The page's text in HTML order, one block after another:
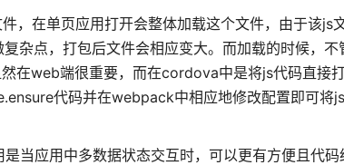
在单页应用打开会整体加载这个文件，由于该js
杂点，打包后文件会相应变大。而加载的时候，
在web端很重要，而在cordova中是将js代码直接
代码并在webpack中相应地修改配置即可将
当应用中多数据状态交互时，可以更有方便且代